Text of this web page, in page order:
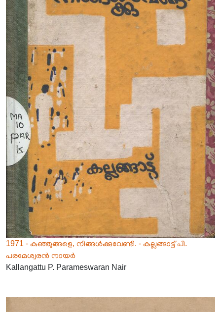
1971 - കുഞ്ഞുങ്ങളെ, നിങ്ങൾക്കുവേണ്ടി. - കല്ലങ്ങാട്ട് പി.
പരമേശ്വരൻ നായർ
Kallangattu P. Parameswaran Nair